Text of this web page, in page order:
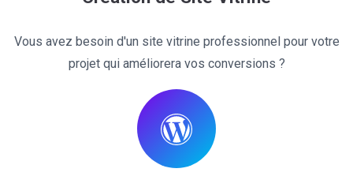
Vous avez besoin d'un site vitrine professionnel pour votre
projet qui améliorera vos conversions ?